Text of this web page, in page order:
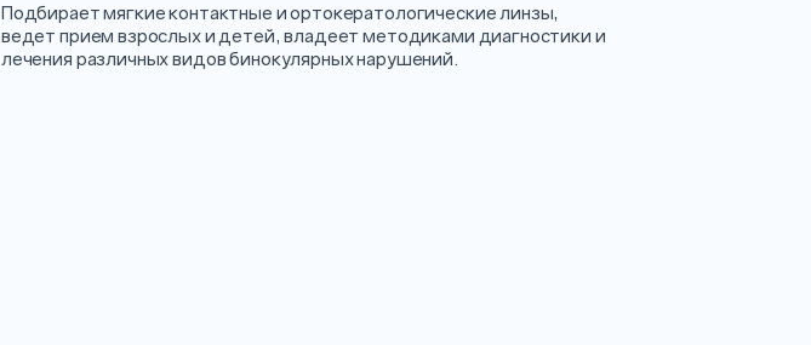
Подбирает мягкие контактные и ортокератологические линзы,
ведет прием взрослых и детей, владеет методиками диагностики и
лечения различных видов бинокулярных нарушений.